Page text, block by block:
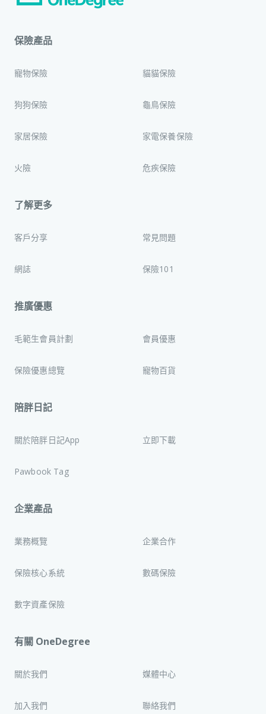
保險產品
寵物保險 貓貓保險
狗狗保險 龜鳥保險
家居保險 家電保養保險
火險 危疾保險
了解更多
客戶分享 常見問題
網誌 保險101
推廣優惠
毛範生會員計劃 會員優惠
保險優惠總覽 寵物百貨
陪胖日記
關於陪胖日記App 立即下載
Pawbook Tag
企業產品
業務概覽 企業合作
保險核心系統 數碼保險
數字資產保險
有關 OneDegree
關於我們 媒體中心
加入我們 聯絡我們